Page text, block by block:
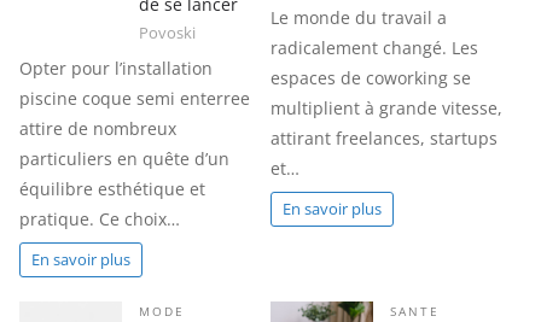
Povoski
Opter pour l’installation
piscine coque semi enterree
attire de nombreux
particuliers en quête d’un
équilibre esthétique et
pratique. Ce choix…
En savoir plus
Le monde du travail a
radicalement changé. Les
espaces de coworking se
multiplient à grande vitesse,
attirant freelances, startups
et…
En savoir plus
MODE SANTE